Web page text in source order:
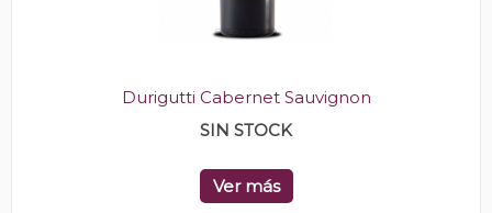
Durigutti Cabernet Sauvignon
SIN STOCK
Ver más